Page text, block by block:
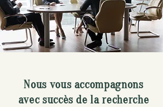
Nous vous accompagnons
avec succès de la recherche